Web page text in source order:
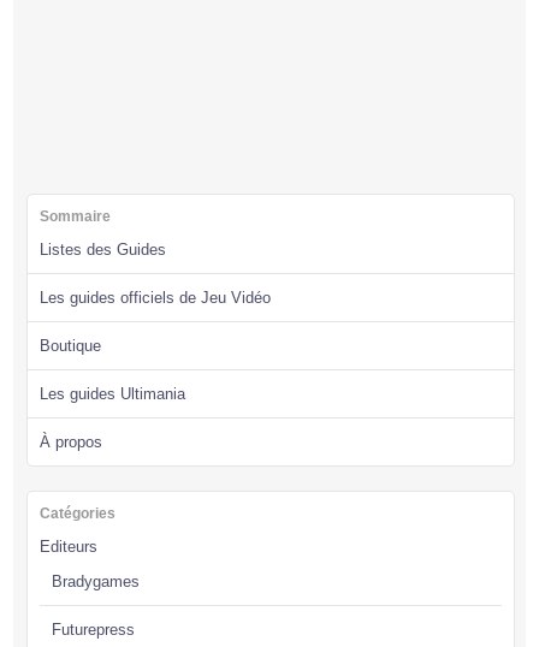
Sommaire
Listes des Guides
Les guides officiels de Jeu Vidéo
Boutique
Les guides Ultimania
À propos
Catégories
Editeurs
Bradygames
Futurepress